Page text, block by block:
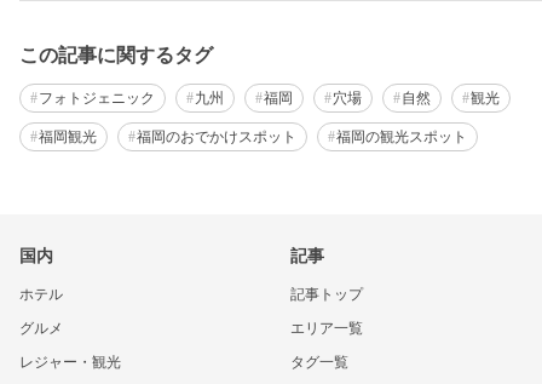
この記事に関するタグ
フォトジェニック 九州 福岡 穴場 自然 観光
福岡観光 福岡のおでかけスポット 福岡の観光スポット
国内
ホテル
グルメ
レジャー・観光
記事
記事トップ
エリア一覧
タグ一覧